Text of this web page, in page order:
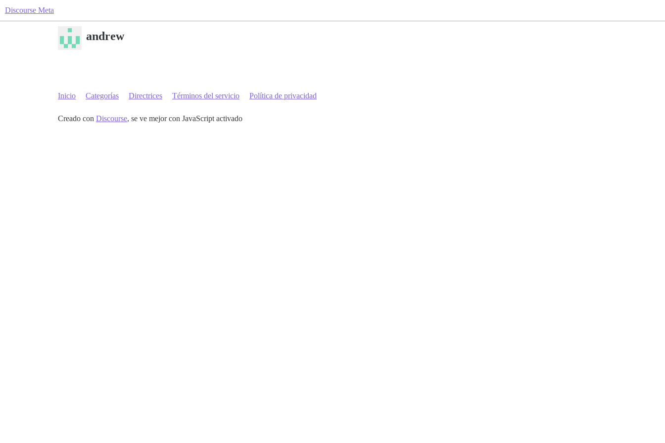
Discourse Meta
andrew
Inicio Categorías Directrices Términos del servicio Política de privacidad
Creado con Discourse, se ve mejor con JavaScript activado